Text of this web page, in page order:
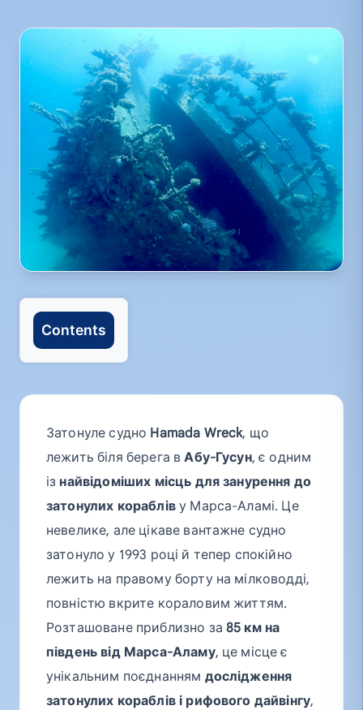
Contents
Затонуле судно Hamada Wreck, що
лежить біля берега вАбу-Гусун, є одним
із найвідоміших місць для занурення до
затонулих корабліву Марса-Аламі. Це
невелике, але цікаве вантажне судно
затонуло у 1993 році й тепер спокійно
лежить на правому борту на мілководді,
повністю вкрите кораловим життям.
Розташоване приблизно за 85 км на
південь від Марса-Аламу, це місце є
унікальним поєднанням дослідження
затонулих кораблів і рифового дайвінгу,